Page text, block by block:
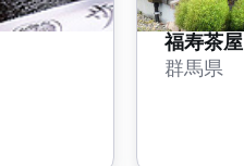
福寿茶屋
群馬県